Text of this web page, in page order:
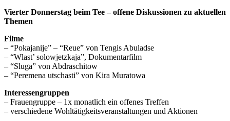
Vierter Donnerstag beim Tee – offene Diskussionen zu aktuellen
Themen
Filme
– “Pokajanije” – “Reue” von Tengis Abuladse
– “Wlast’ solowjetzkaja”, Dokumentarfilm
– “Sluga” von Abdraschitow
– “Peremena utschasti” von Kira Muratowa
Interessengruppen
– Frauengruppe – 1x monatlich ein offenes Treffen
– verschiedene Wohltätigkeitsveranstaltungen und Aktionen